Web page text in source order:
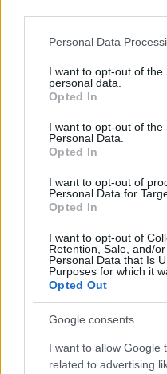
Please note that this
not limited to your visit or
grant or deny consent to
use your data for below
consent section.
Personal Data
I want to opt-out of the
personal data.
Opted In
I want to opt-out of the
Personal Data.
Opted In
I want to opt-out of
Personal Data for
Opted In
I want to opt-out of
Retention, Sale, and/
Personal Data that Is
Purposes for which it
Opted Out
Google consents
I want to allow Google
related to advertising
Igaz, hogy ma
Waits is éppen nagyon
és hát ha valamelyik